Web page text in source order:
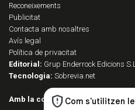
Reconeixements
Publicitat
Contacta amb nosaltres
Avís legal
Política de privacitat
Editorial: Grup Enderrock Edicions S.L.
Tecnologia: Sobrevia.net
Amb la col·laboració de: